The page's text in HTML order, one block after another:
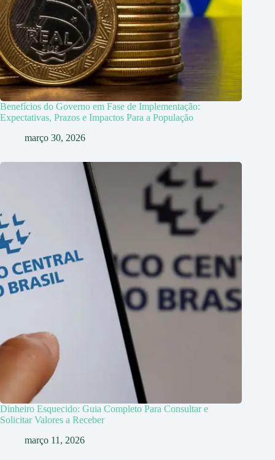
Benefícios do Governo em Fase de Implementação:
Expectativas, Prazos e Impactos Para a População
março 30, 2026
Dinheiro Esquecido: Guia Completo Para Consultar e
Solicitar Valores a Receber
março 11, 2026